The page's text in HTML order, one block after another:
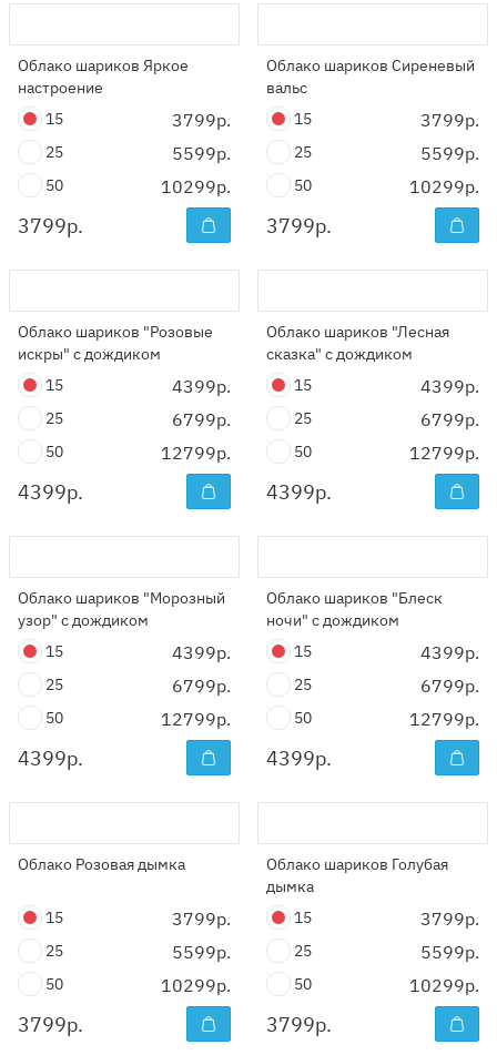
Облако шариков Яркое
настроение
15
3799р.
25 5599р.
50 10299р.
3799р.
Облако шариков Сиреневый
вальс
15
3799р.
25 5599р.
50 10299р.
3799р.
Облако шариков "Розовые
искры" с дождиком
15
4399р.
25 6799р.
50 12799р.
4399р.
Облако шариков "Лесная
сказка" с дождиком
15
4399р.
25 6799р.
50 12799р.
4399р.
Облако шариков "Морозный
узор" с дождиком
15
4399р.
25 6799р.
50 12799р.
4399р.
Облако шариков "Блеск
ночи" с дождиком
15
4399р.
25 6799р.
50 12799р.
4399р.
Облако Розовая дымка
15 3799р.
25 5599р.
50 10299р.
3799р.
Облако шариков Голубая
дымка
15
3799р.
25 5599р.
50 10299р.
3799р.